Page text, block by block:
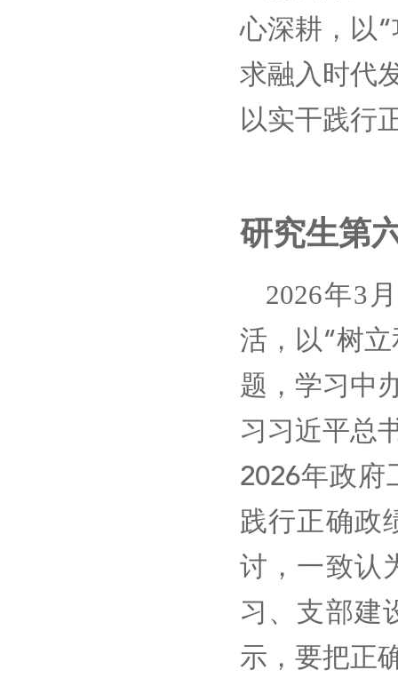
心深耕，以
求融入时代
以实干践行
研究生第
2026年3 月
活，以“树立
题，学习中
习习近平总
2026年政府
践行正确政
讨，一致认
习、支部建
示，要把正